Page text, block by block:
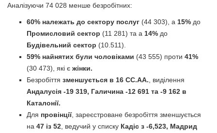
Аналізуючи 74 028 менше безробітних:
60% належать до сектору послуг (44 303), a 15% до
Промисловий сектор (11 281) та а 14% до
Будівельний сектор (10.511).
59% найнятих були чоловіками (43 555) проти 41%
(30 473), які є жінки.
Безробіття зменшується в 16 CC.AA. , виділення
Андалусія -19 319, Галичина -12 691 та -9 162 в
Каталонії.
Для провінції, зареєстроване безробіття зменшується
на 47 із 52 , ведучий у списку Кадіс з -6,523, Мадрид